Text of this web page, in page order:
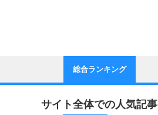
総合ランキング
サイト全体での人気記事